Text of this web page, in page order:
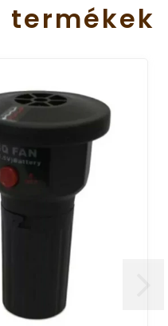
termékek